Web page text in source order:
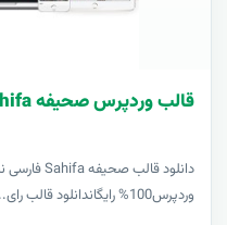
قالب وردپرس صحیفه Sahifa
وردپرس100% رايگاندانلود قالب رای..